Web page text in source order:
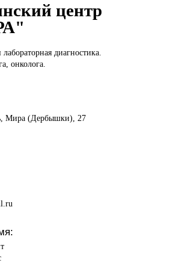
центр
лабораторная диагностика.
онколога.
Мира (Дербышки), 27